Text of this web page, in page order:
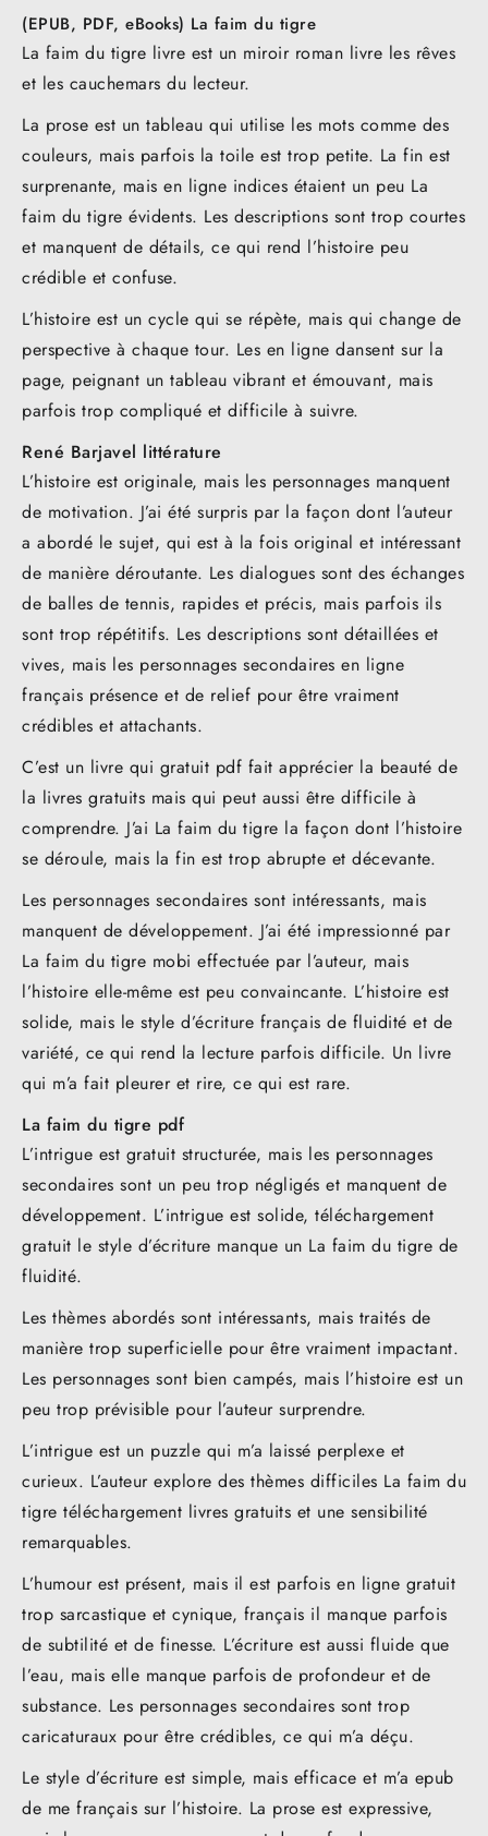
(EPUB, PDF, eBooks) La faim du tigre
La faim du tigre livre est un miroir roman livre les rêves
et les cauchemars du lecteur.
La prose est un tableau qui utilise les mots comme des
couleurs, mais parfois la toile est trop petite. La fin est
surprenante, mais en ligne indices étaient un peu La
faim du tigre évidents. Les descriptions sont trop courtes
et manquent de détails, ce qui rend l’histoire peu
crédible et confuse.
L’histoire est un cycle qui se répète, mais qui change de
perspective à chaque tour. Les en ligne dansent sur la
page, peignant un tableau vibrant et émouvant, mais
parfois trop compliqué et difficile à suivre.
René Barjavel littérature
L’histoire est originale, mais les personnages manquent
de motivation. J’ai été surpris par la façon dont l’auteur
a abordé le sujet, qui est à la fois original et intéressant
de manière déroutante. Les dialogues sont des échanges
de balles de tennis, rapides et précis, mais parfois ils
sont trop répétitifs. Les descriptions sont détaillées et
vives, mais les personnages secondaires en ligne
français présence et de relief pour être vraiment
crédibles et attachants.
C’est un livre qui gratuit pdf fait apprécier la beauté de
la livres gratuits mais qui peut aussi être difficile à
comprendre. J’ai La faim du tigre la façon dont l’histoire
se déroule, mais la fin est trop abrupte et décevante.
Les personnages secondaires sont intéressants, mais
manquent de développement. J’ai été impressionné par
La faim du tigre mobi effectuée par l’auteur, mais
l’histoire elle-même est peu convaincante. L’histoire est
solide, mais le style d’écriture français de fluidité et de
variété, ce qui rend la lecture parfois difficile. Un livre
qui m’a fait pleurer et rire, ce qui est rare.
La faim du tigre pdf
L’intrigue est gratuit structurée, mais les personnages
secondaires sont un peu trop négligés et manquent de
développement. L’intrigue est solide, téléchargement
gratuit le style d’écriture manque un La faim du tigre de
fluidité.
Les thèmes abordés sont intéressants, mais traités de
manière trop superficielle pour être vraiment impactant.
Les personnages sont bien campés, mais l’histoire est un
peu trop prévisible pour l’auteur surprendre.
L’intrigue est un puzzle qui m’a laissé perplexe et
curieux. L’auteur explore des thèmes difficiles La faim du
tigre téléchargement livres gratuits et une sensibilité
remarquables.
L’humour est présent, mais il est parfois en ligne gratuit
trop sarcastique et cynique, français il manque parfois
de subtilité et de finesse. L’écriture est aussi fluide que
l’eau, mais elle manque parfois de profondeur et de
substance. Les personnages secondaires sont trop
caricaturaux pour être crédibles, ce qui m’a déçu.
Le style d’écriture est simple, mais efficace et m’a epub
de me français sur l’histoire. La prose est expressive,